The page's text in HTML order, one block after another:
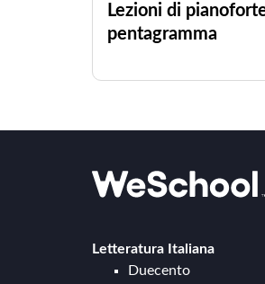
Lezioni di
pentagramma
Letteratura Italiana
Duecento